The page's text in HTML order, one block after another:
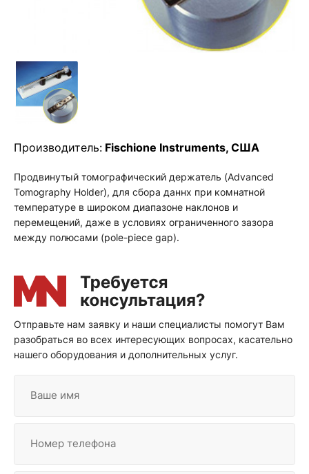
Производитель: Fischione Instruments, США
Продвинутый томографический держатель (Advanced
Tomography Holder), для сбора даннх при комнатной
температуре в широком диапазоне наклонов и
перемещений, даже в условиях ограниченного зазора
между полюсами (pole-piece gap).
Отправьте нам заявку и наши специалисты помогут Вам
разобраться во всех интересующих вопросах, касательно
нашего оборудования и дополнительных услуг.
Ваше имя
Номер телефона